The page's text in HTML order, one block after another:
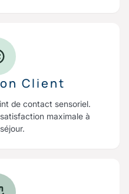
Client
de contact sensoriel.
maximale à